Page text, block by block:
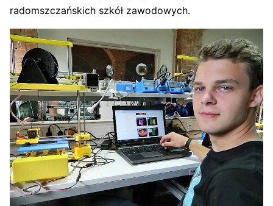
radomszczańskich szkół zawodowych.